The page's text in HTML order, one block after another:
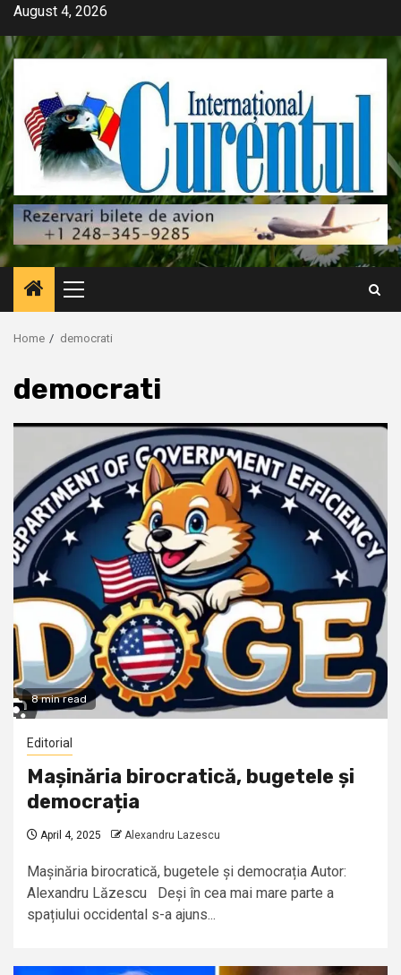
Skip
content
August 4, 2026
Primary
Menu
Home democrati
democrati
8 min read
Editorial
Mașinăria birocratică, bugetele și
democrația
April 4, 2025 Alexandru Lazescu
Mașinăria birocratică, bugetele și democrația Autor:
Alexandru Lăzescu Deși în cea mai mare parte a
spațiului occidental s-a ajuns...